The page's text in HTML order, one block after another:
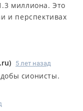
миллиона. Это
и перспективах
) 5 лет назад
сионисты.